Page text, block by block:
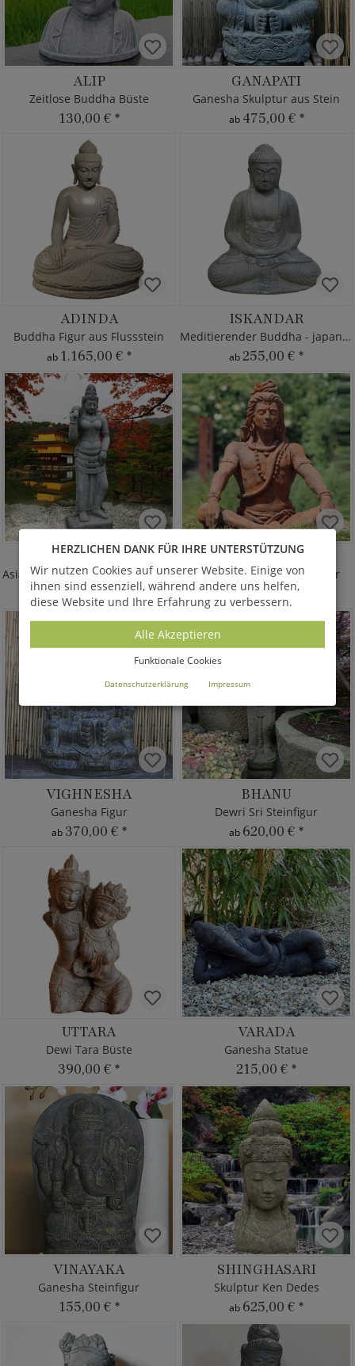
ALIP
Zeitlose Buddha Büste
130,00 € *
GANAPATI
Ganesha Skulptur aus Stein
ab 475,00 € *
ADINDA
Buddha Figur aus Flussstein
ab 1.165,00 € *
ISKANDAR
Meditierender Buddha - japanisch
ab255,00 € *
MAKOTO
Asiatische Götter Garten Skulptur
7.830,00 € *
SHIVA
Asia Garten Steinguss Figur
ab 1.484,00 €
VIGHNESHA
Ganesha Figur
ab 370,00 € *
BHANU
Dewri Sri Steinfigur
ab 620,00 € *
UTTARA
Dewi Tara Büste
390,00 € *
VARADA
Ganesha Statue
215,00 € *
VINAYAKA
Ganesha Steinfigur
155,00 € *
SHINGHASARI
Skulptur Ken Dedes
ab 625,00 € *
HERZLICHEN DANK FÜR IHRE UNTERSTÜTZUNG
Wir nutzen Cookies auf unserer Website. Einige von
ihnen sind essenziell, während andere uns helfen,
diese Website und Ihre Erfahrung zu verbessern.
Alle Akzeptieren
Funktionale Cookies
Datenschutzerklärung Impressum